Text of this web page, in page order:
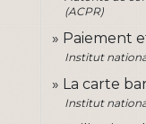
(ACPR)
Paiement
Institut
La carte
Institut